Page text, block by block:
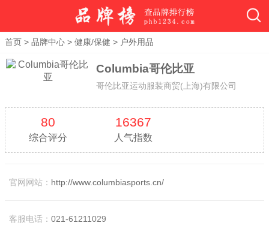
首页 > 品牌中心 > 健康/保健 > 户外用品
Columbia哥伦比亚
哥伦比亚运动服装商贸(上海)有限公司
80
综合评分
16367
人气指数
官网网站： http://www.columbiasports.cn/
客服电话： 021-61211029